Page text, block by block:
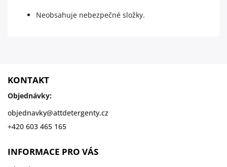
Neobsahuje nebezpečné složky.
KONTAKT
Objednávky:
objednavky@attdetergenty.cz
+420 603 465 165
INFORMACE PRO VÁS